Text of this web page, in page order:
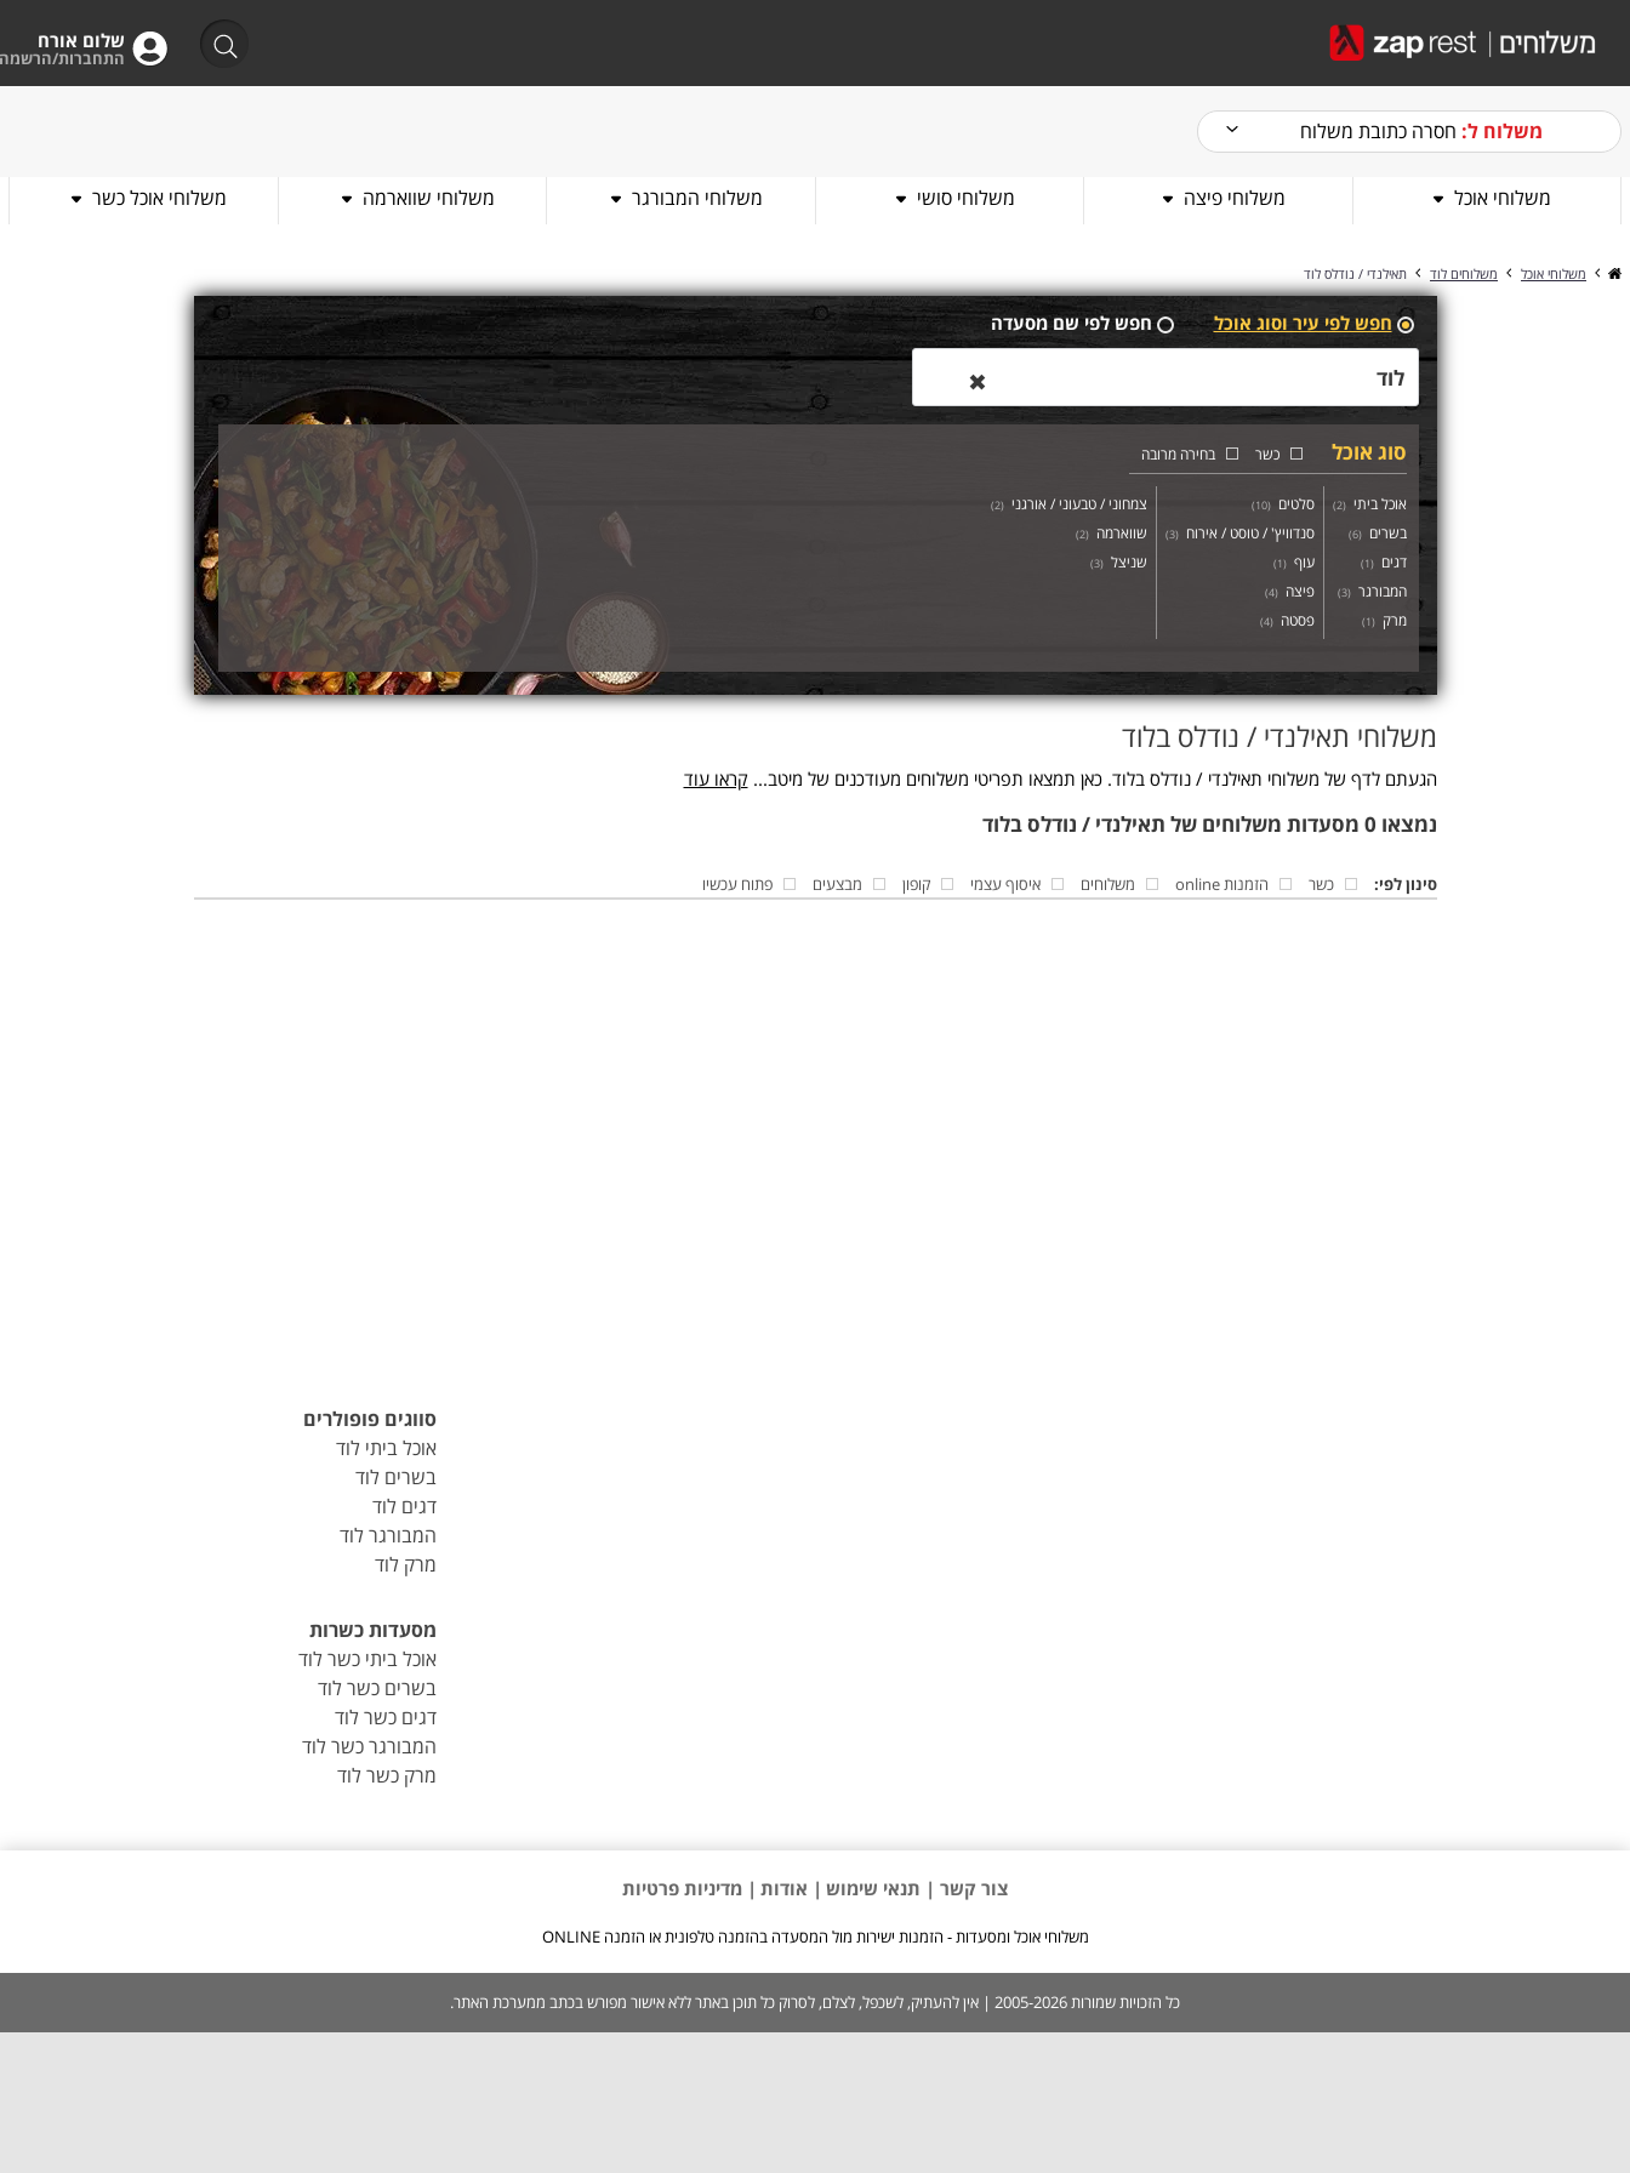
שלום אורח
התחברות/הרשמה
משלוח ל: חסרה כתובת משלוח
משלוחי אוכל משלוחי פיצה משלוחי סושי משלוחי המבורגר משלוחי שווארמה משלוחי אוכל כשר
משלוחי אוכל משלוחים לוד תאילנדי / נודלס לוד
חפש לפי עיר וסוג אוכל חפש לפי שם מסעדה
✖
סוג אוכל כשר בחירה מרובה
אוכל ביתי (
2
)
בשרים (
6
)
דגים (
1
)
המבורגר (
3
)
מרק (
1
)
סלטים (
10
)
סנדוויץ' / טוסט / אירוח (
3
)
עוף (
1
)
פיצה (
4
)
פסטה (
4
)
צמחוני / טבעוני / אורגני (
2
)
שווארמה (
2
)
שניצל (
3
)
משלוחי תאילנדי / נודלס בלוד
הגעתם לדף של משלוחי תאילנדי / נודלס בלוד. כאן תמצאו תפריטי משלוחים מעודכנים של מיטב... קראו עוד
נמצאו 0 מסעדות משלוחים של תאילנדי / נודלס בלוד
סינון לפי: כשר הזמנות online משלוחים איסוף עצמי קופון מבצעים פתוח עכשיו
סווגים פופולרים
אוכל ביתי לוד
בשרים לוד
דגים לוד
המבורגר לוד
מרק לוד
מסעדות כשרות
אוכל ביתי כשר לוד
בשרים כשר לוד
דגים כשר לוד
המבורגר כשר לוד
מרק כשר לוד
צור קשר | תנאי שימוש | אודות | מדיניות פרטיות
משלוחי אוכל ומסעדות - הזמנות ישירות מול המסעדה בהזמנה טלפונית או הזמנה ONLINE
כל הזכויות שמורות 2005-2026 | אין להעתיק, לשכפל, לצלם, לסרוק כל תוכן באתר ללא אישור מפורש בכתב ממערכת האתר.